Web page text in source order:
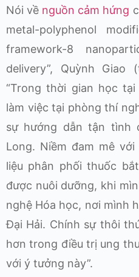
Nói về nguồn cảm hứng
metal-polyphenol
framework-8
delivery”, Quỳnh Giao
“Trong thời gian học
làm việc tại phòng thí
sự hướng dẫn tận tình
Long. Niềm đam mê
liệu phân phối thuốc
được nuôi dưỡng, khi
nghệ Hóa học, nơi mình
Đại Hải. Chính sự thôi
hơn trong điều trị ung
với ý tưởng này”.